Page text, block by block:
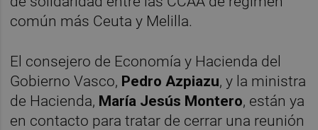
común más Ceuta y Melilla.
El consejero de Economía y Hacienda del
Gobierno Vasco, Pedro Azpiazu, y la ministra
de Hacienda, María Jesús Montero, están ya
en contacto para tratar de cerrar una reunión